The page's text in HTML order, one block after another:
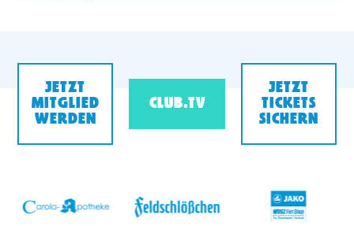
JETZT
MITGLIED
WERDEN
CLUB.TV
JETZT
TICKETS
SICHERN